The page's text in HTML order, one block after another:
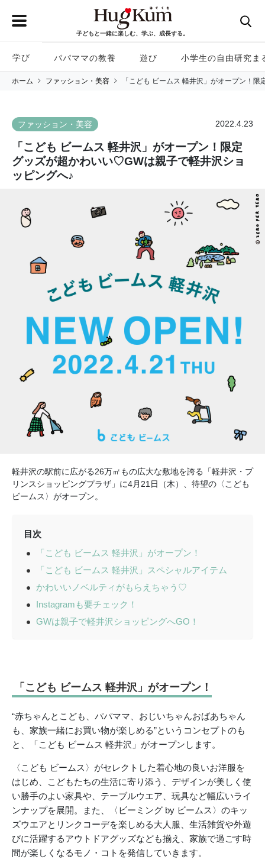
子どもと一緒に楽しむ、学ぶ、成長する。
学び パパママの教養 遊び 小学生の自由研究ま
ホーム ファッション・美容 「こども ビームス 軽井沢」がオープン！
ファッション・美容 2022.4.23
「こども ビームス 軽井沢」がオープン！限定
グッズが超かわいい♡GWは親子で軽井沢ショ
ッピングへ♪
軽井沢の駅前に広がる26万㎡もの広大な敷地を誇る「軽井沢・プ
リンスショッピングプラザ」に4月21日（木）、待望の〈こども
ビームス〉がオープン。
目次
「こども ビームス 軽井沢」がオープン！
「こども ビームス 軽井沢」スペシャルアイテム
かわいいノベルティがもらえちゃう♡
Instagramも要チェック！
GWは親子で軽井沢ショッピングへGO！
「こども ビームス 軽井沢」がオープン！
“赤ちゃんとこども、パパママ、おじいちゃんおばあちゃん
も、家族一緒にお買い物が楽しめる”というコンセプトのも
と、「こども ビームス 軽井沢」がオープンします。
〈こども ビームス〉がセレクトした着心地の良いお洋服を
はじめ、こどもたちの生活に寄り添う、デザインが美しく使
い勝手のよい家具や、テーブルウエア、玩具など幅広いライ
ンナップを展開。また、〈ビーミング by ビームス〉のキッ
ズウエアとリンクコーデを楽しめる大人服、生活雑貨や外遊
びに活躍するアウトドアグッズなども揃え、家族で過ごす時
間が楽しくなるモノ・コトを発信していきます。